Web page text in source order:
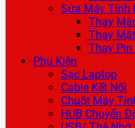
Sửa Máy Tính
Thay
Thay
Thay Pin
Phụ Kiện
Sạc Laptop
Cable Kết Nối
Chuột Máy
HUB Chuyển